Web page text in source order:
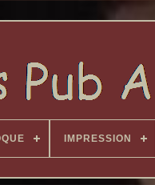
IMPRESSION